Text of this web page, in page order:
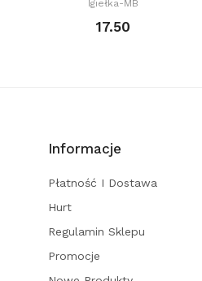
Igiełka-MB
17.50
Informacje
Płatność I Dostawa
Hurt
Regulamin Sklepu
Promocje